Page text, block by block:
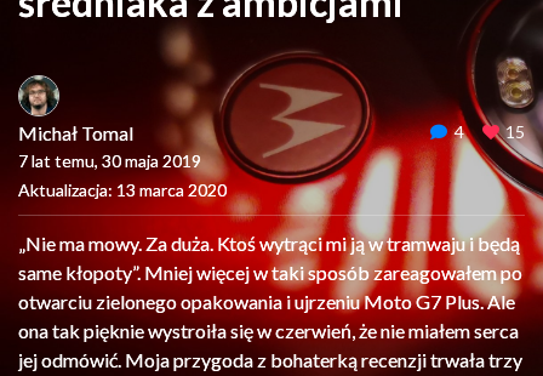
Michał Tomal
7 lat temu, 30 maja 2019
Aktualizacja: 13 marca 2020
4 15
„Nie ma mowy. Za duża. Ktoś wytrąci mi ją w tramwaju i będą
same kłopoty”. Mniej więcej w taki sposób zareagowałem po
otwarciu zielonego opakowania i ujrzeniu Moto G7 Plus. Ale
ona tak pięknie wystroiła się w czerwień, że nie miałem serca
jej odmówić. Moja przygoda z bohaterką recenzji trwała trzy